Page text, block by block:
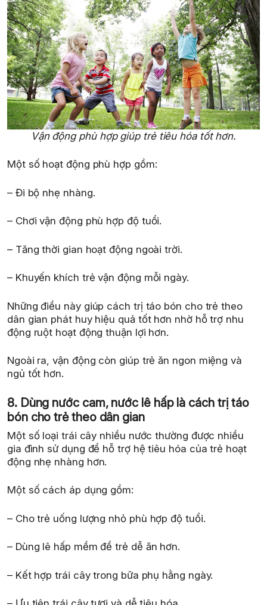
Vận động phù hợp giúp trẻ tiêu hóa tốt hơn.
Một số hoạt động phù hợp gồm:
– Đi bộ nhẹ nhàng.
– Chơi vận động phù hợp độ tuổi.
– Tăng thời gian hoạt động ngoài trời.
– Khuyến khích trẻ vận động mỗi ngày.
Những điều này giúp cách trị táo bón cho trẻ theo
dân gian phát huy hiệu quả tốt hơn nhờ hỗ trợ nhu
động ruột hoạt động thuận lợi hơn.
Ngoài ra, vận động còn giúp trẻ ăn ngon miệng và
ngủ tốt hơn.
8. Dùng nước cam, nước lê hấp là cách trị táo
bón cho trẻ theo dân gian
Một số loại trái cây nhiều nước thường được nhiều
gia đình sử dụng để hỗ trợ hệ tiêu hóa của trẻ hoạt
động nhẹ nhàng hơn.
Một số cách áp dụng gồm:
– Cho trẻ uống lượng nhỏ phù hợp độ tuổi.
– Dùng lê hấp mềm để trẻ dễ ăn hơn.
– Kết hợp trái cây trong bữa phụ hằng ngày.